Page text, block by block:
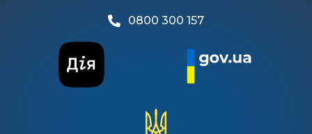
0800 300 157